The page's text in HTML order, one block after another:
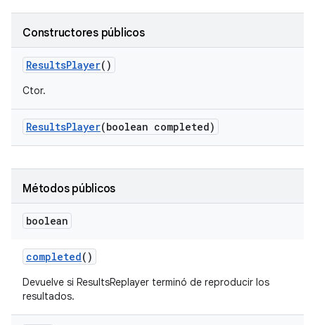
Constructores públicos
ResultsPlayer()
Ctor.
ResultsPlayer(boolean completed)
Métodos públicos
boolean
completed()
Devuelve si ResultsReplayer terminó de reproducir los
resultados.